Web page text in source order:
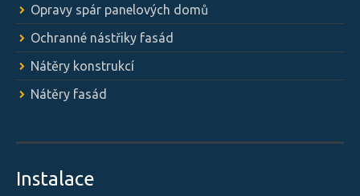
Opravy spár panelových domů
Ochranné nástřiky fasád
Nátěry konstrukcí
Nátěry fasád
Instalace